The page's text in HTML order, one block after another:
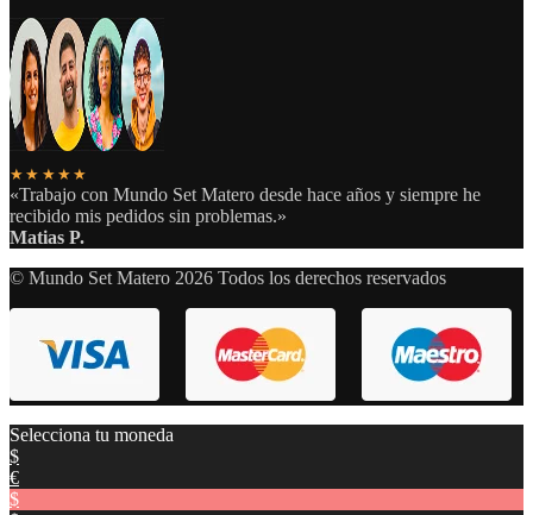
★★★★★
«Trabajo con Mundo Set Matero desde hace años y siempre he
recibido mis pedidos sin problemas.»
Matias P.
© Mundo Set Matero 2026 Todos los derechos reservados
Selecciona tu moneda
$
€
$